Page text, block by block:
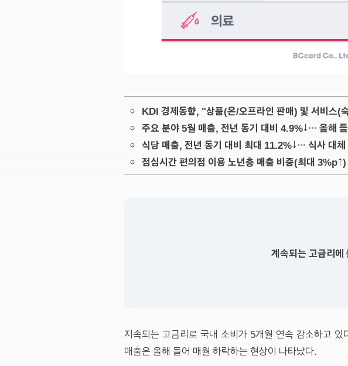
KDI 경제동향, "상품(온/오프라인 판매) 및 서비스(
주요 분야 5월 매출, 전년 동기 대비 4.9%↓… 올해
식당 매출, 전년 동기 대비 최대 11.2%↓… 식사 대
점심시간 편의점 이용 노년층 매출 비중(최대
계속되는 고금리
지속되는 고금리로 국내 소비가 5개월 연속 감소하고
매출은 올해 들어 매월 하락하는 현상이 나타났다.